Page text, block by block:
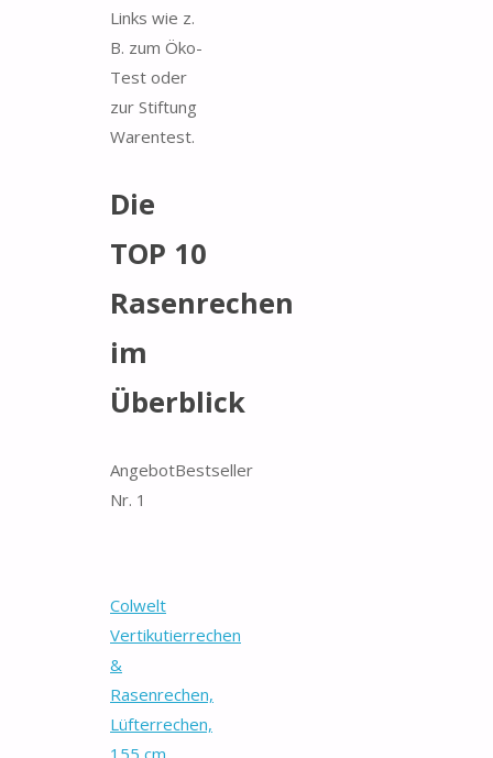
Links wie z.
B. zum Öko-
Test oder
zur Stiftung
Warentest.
Die
TOP 10
Rasenrechen
im
Überblick
AngebotBestseller
Nr. 1
Colwelt
Vertikutierrechen
&
Rasenrechen,
Lüfterrechen,